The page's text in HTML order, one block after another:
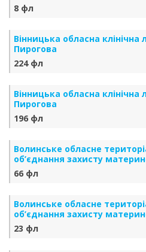
8 фл
Вінницька обласна клінічна
Пирогова
224 фл
Вінницька обласна клінічна
Пирогова
196 фл
Волинське обласне
об’єднання захисту
66 фл
Волинське обласне
об’єднання захисту
23 фл